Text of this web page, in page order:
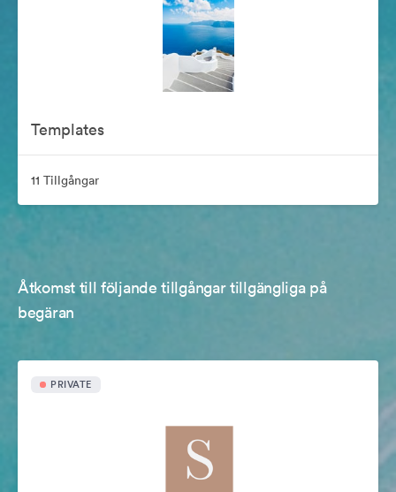
Templates
11 Tillgångar
Åtkomst till följande tillgångar tillgängliga på
begäran
PRIVATE